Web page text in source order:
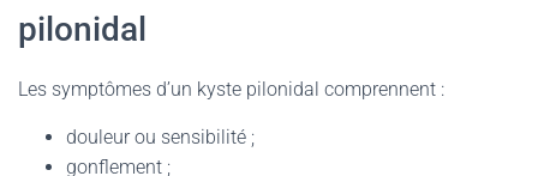
pilonidal
Les symptômes d’un kyste pilonidal comprennent :
douleur ou sensibilité ;
gonflement ;